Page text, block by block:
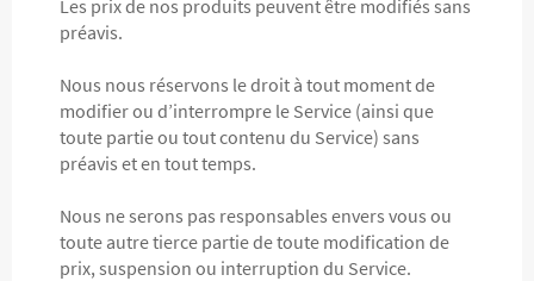
Les prix de nos produits peuvent être modifiés sans
préavis.
Nous nous réservons le droit à tout moment de
modifier ou d’interrompre le Service (ainsi que
toute partie ou tout contenu du Service) sans
préavis et en tout temps.
Nous ne serons pas responsables envers vous ou
toute autre tierce partie de toute modification de
prix, suspension ou interruption du Service.